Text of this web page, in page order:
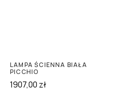
LAMPA ŚCIENNA BIAŁA
PICCHIO
1907,00 zł